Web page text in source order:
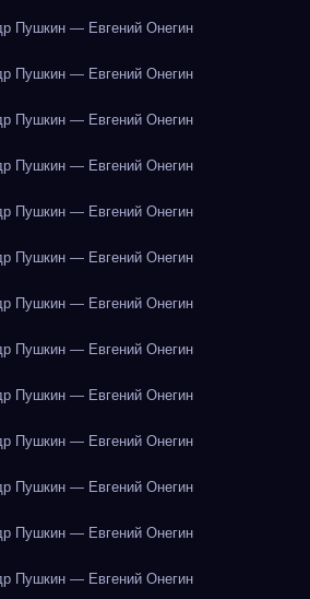
Пушкин — Евгений Онегин
Пушкин — Евгений Онегин
Пушкин — Евгений Онегин
Пушкин — Евгений Онегин
Пушкин — Евгений Онегин
Пушкин — Евгений Онегин
Пушкин — Евгений Онегин
Пушкин — Евгений Онегин
Пушкин — Евгений Онегин
Пушкин — Евгений Онегин
Пушкин — Евгений Онегин
Пушкин — Евгений Онегин
Пушкин — Евгений Онегин